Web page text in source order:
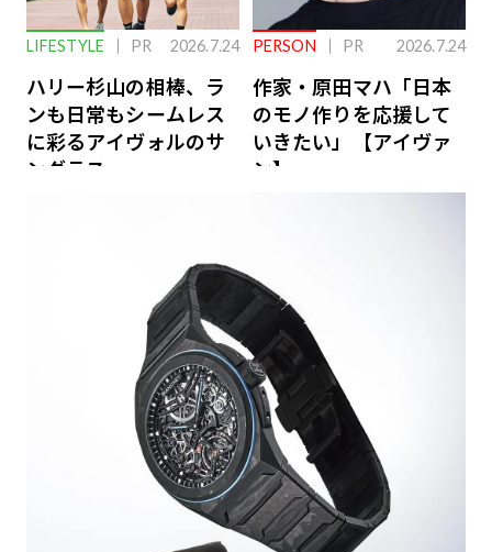
LIFESTYLE PR 2026.7.24
ハリー杉山の相棒、ラ
ンも日常もシームレス
に彩るアイヴォルのサ
ングラス
PERSON PR 2026.7.24
作家・原田マハ「日本
のモノ作りを応援して
いきたい」【アイヴァ
ン】